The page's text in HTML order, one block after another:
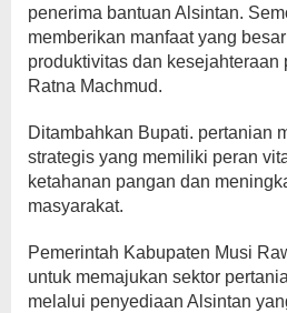
penerima bantuan Alsintan.
memberikan manfaat yang
produktivitas dan kesejahteraan
Ratna Machmud.
Ditambahkan Bupati. pertanian
strategis yang memiliki peran
ketahanan pangan dan
masyarakat.
Pemerintah Kabupaten Musi
untuk memajukan sektor
melalui penyediaan Alsintan